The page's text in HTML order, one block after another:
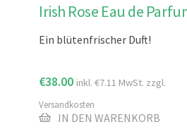
Irish Rose Eau de
Ein blütenfrischer Duft!
€38.00 inkl. €7.11 MwSt. zzgl.
Versandkosten
IN DEN WARENKORB